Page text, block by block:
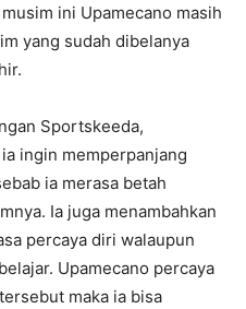
ini Upamecano masih
yang sudah dibelanya
Sportskeeda,
ingin memperpanjang
ia merasa betah
Ia juga menambahkan
percaya diri walaupun
Upamecano percaya
maka ia bisa